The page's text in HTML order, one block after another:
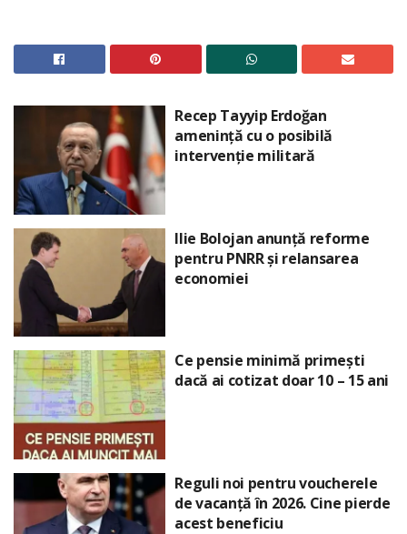
Recep Tayyip Erdoğan
amenință cu o posibilă
intervenție militară
Ilie Bolojan anunță reforme
pentru PNRR și relansarea
economiei
Ce pensie minimă primești
dacă ai cotizat doar 10 – 15 ani
Reguli noi pentru voucherele
de vacanță în 2026. Cine pierde
acest beneficiu